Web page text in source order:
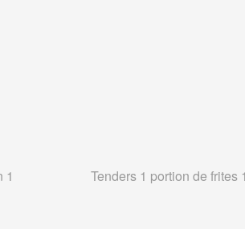
1
Tenders 1 portion de frites